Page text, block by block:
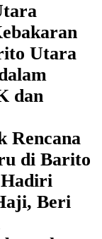
Utara
dan
Rencana
di Barito
Beri